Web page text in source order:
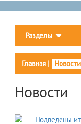
Разделы
Главная | Новости
Новости